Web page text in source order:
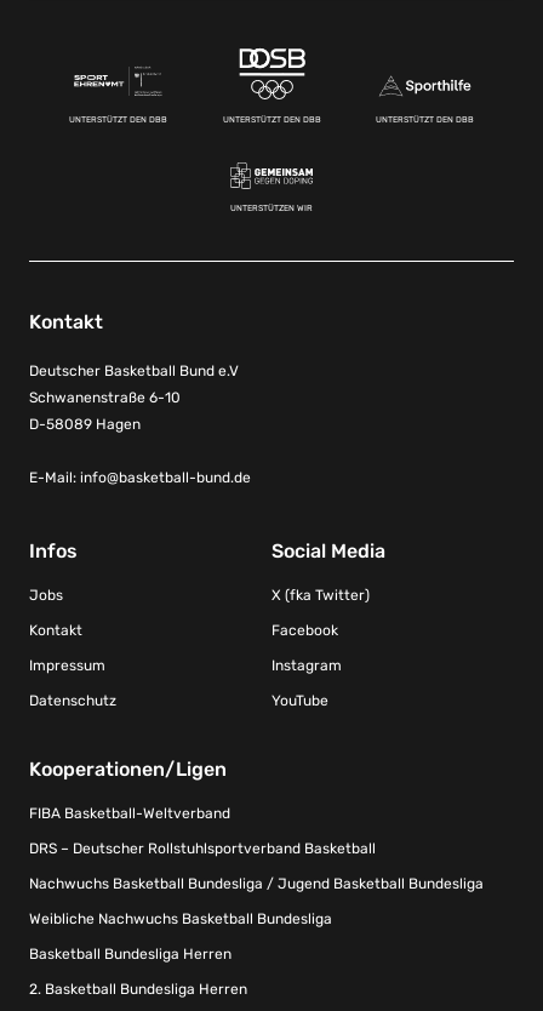
UNTERSTÜTZT DEN DBB UNTERSTÜTZT DEN DBB UNTERSTÜTZT DEN DBB
UNTERSTÜTZEN WIR
Kontakt
Deutscher Basketball Bund e.V
Schwanenstraße 6-10
D-58089 Hagen
E-Mail: info@basketball-bund.de
Infos
Jobs
Kontakt
Impressum
Datenschutz
Social Media
X (fka Twitter)
Facebook
Instagram
YouTube
Kooperationen/Ligen
FIBA Basketball-Weltverband
DRS – Deutscher Rollstuhlsportverband Basketball
Nachwuchs Basketball Bundesliga / Jugend Basketball Bundesliga
Weibliche Nachwuchs Basketball Bundesliga
Basketball Bundesliga Herren
2. Basketball Bundesliga Herren